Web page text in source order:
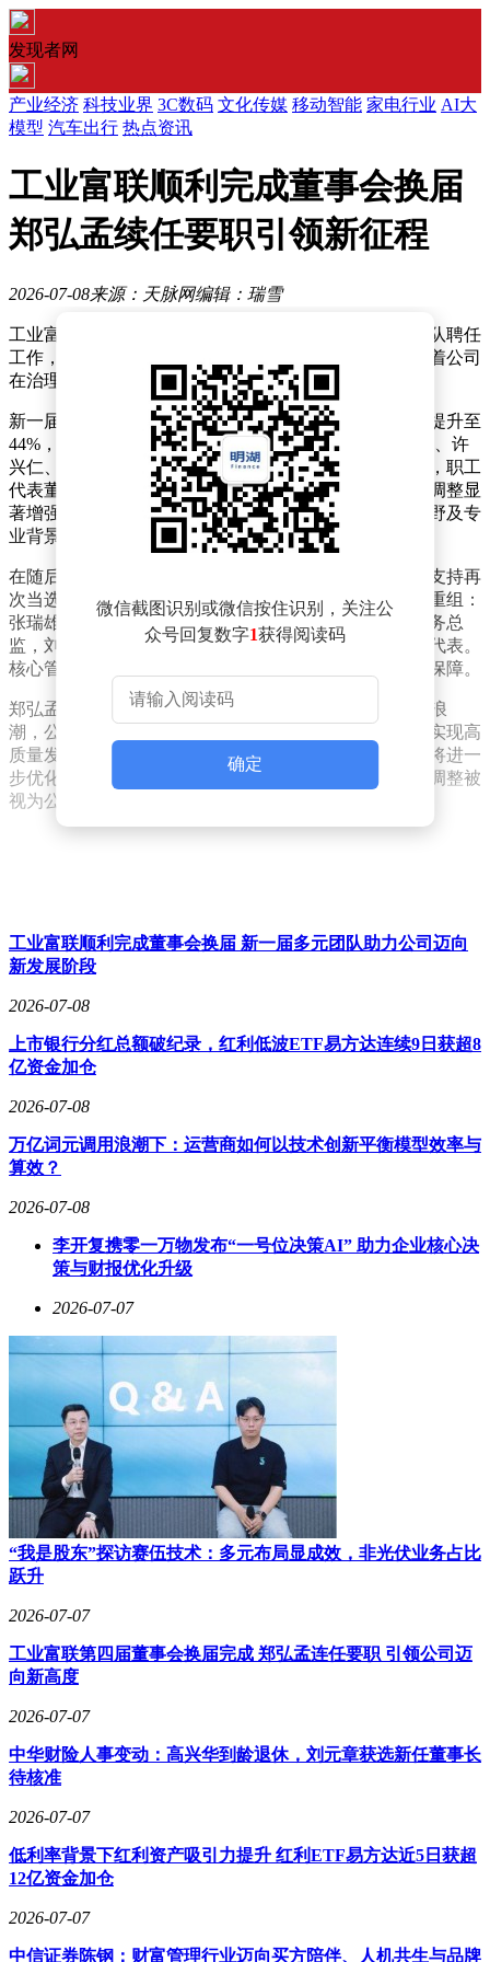
发现者网
产业经济 科技业界 3C数码 文化传媒 移动智能 家电行业 AI大
模型 汽车出行 热点资讯
工业富联顺利完成董事会换届
郑弘孟续任要职引领新征程
2026-07-08来源：天脉网编辑：瑞雪
工业富联近日顺利完成第四届董事会换届选举及高管团队聘任
工作，郑弘孟成功连任董事长兼总经理。此次换届标志着公司
在治理结构优化和战略布局上迈出重要一步。
新一届董事会成员规模从7人扩大至9人，女性董事占比提升至
44%，达到4人。非独立董事由郑弘孟、黄德才、杨秋瑾、许
兴仁、丁肇邦担任，李昕、李丹、廖翠萍出任独立董事，职工
代表董事则由林奂汝通过职工代表大会选举产生。这一调整显
著增强了董事会的多元化特征，涵盖产业经验、国际视野及专
业背景等多维度优势。
在随后召开的第四届董事会首次会议上，郑弘孟以全票支持再
次当选董事长，并继续兼任总经理。高管团队同步完成重组：
张瑞雄、白家南、吴振廷出任副总经理，沈道邦续任财务总
监，刘宗长留任董事会秘书，揭晓小继续担任证券事务代表。
核心管理层的稳定与补充，为公司持续发展提供了组织保障。
郑弘孟在发言中指出，面对全球科技产业变革与AI技术浪
潮，公司通过加速全球化布局和巩固行业领先地位，已实现高
质量发展目标。他特别强调，新董事会成员的多元背景将进一
步优化治理结构，为战略落地提供更强支撑。此次人事调整被
视为公司应对新一轮产业竞争的关键举措。
微信截图识别或微信按住识别，关注公
众号回复数字1获得阅读码
确定
工业富联顺利完成董事会换届 新一届多元团队助力公司迈向
新发展阶段
2026-07-08
上市银行分红总额破纪录，红利低波ETF易方达连续9日获超8
亿资金加仓
2026-07-08
万亿词元调用浪潮下：运营商如何以技术创新平衡模型效率与
算效？
2026-07-08
李开复携零一万物发布“一号位决策AI” 助力企业核心决
策与财报优化升级
2026-07-07
“我是股东”探访赛伍技术：多元布局显成效，非光伏业务占比
跃升
2026-07-07
工业富联第四届董事会换届完成 郑弘孟连任要职 引领公司迈
向新高度
2026-07-07
中华财险人事变动：高兴华到龄退休，刘元章获选新任董事长
待核准
2026-07-07
低利率背景下红利资产吸引力提升 红利ETF易方达近5日获超
12亿资金加仓
2026-07-07
中信证券陈钢：财富管理行业迈向买方陪伴、人机共生与品牌